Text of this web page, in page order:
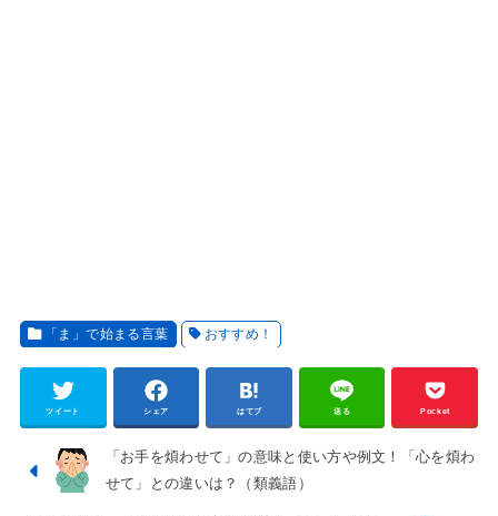
「ま」で始まる言葉 おすすめ！
ツイート シェア はてブ 送る Pocket
「お手を煩わせて」の意味と使い方や例文！「心を煩わ
せて」との違いは？（類義語）